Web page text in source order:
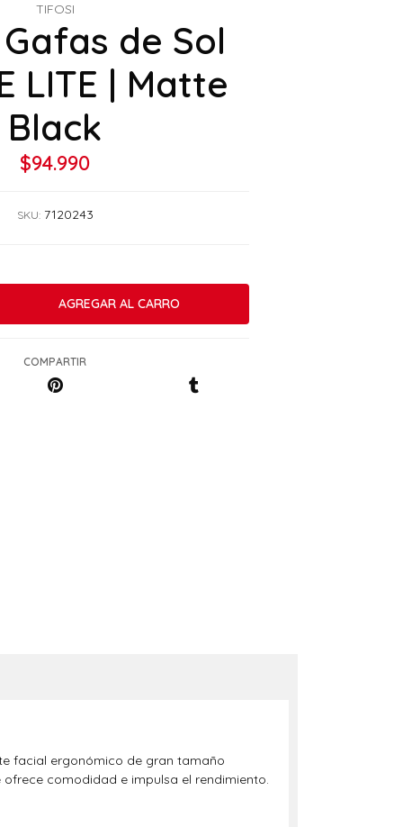
TIFOSI
Gafas de Sol
LITE | Matte
Black
$94.990
SKU: 7120243
COMPARTIR
facial ergonómico de gran tamaño
comodidad e impulsa el rendimiento.